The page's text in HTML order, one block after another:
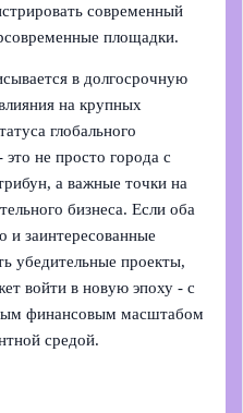
современный
площадки.
в долгосрочную
на крупных
глобального
не просто города с
а важные точки на
бизнеса. Если оба
и заинтересованные
убедительные проекты,
войти в новую эпоху - с
финансовым масштабом
средой.